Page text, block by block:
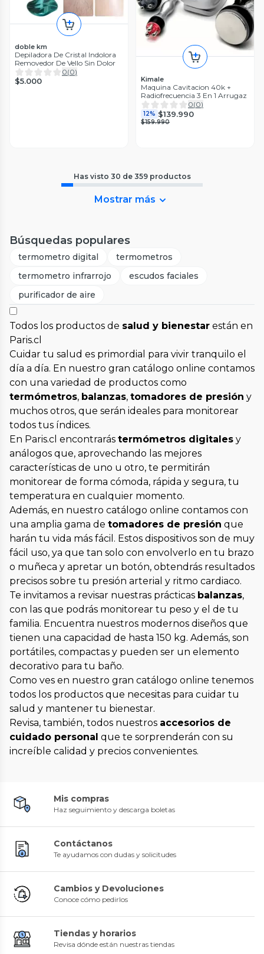
doble km
Depiladora De Cristal Indolora
Removedor De Vello Sin Dolor
0(0)
$5.000 Kimale
Maquina Cavitacion 40k +
Radiofrecuencia 3 En 1 Arrugaz
0(0)
12% $139.990
$159.990
Has visto 30 de 359 productos
Mostrar más
Búsquedas populares
termometro digital
termometros
termometro infrarrojo
escudos faciales
purificador de aire
Todos los productos de salud y bienestar están en
Paris.cl
Cuidar tu salud es primordial para vivir tranquilo el
día a día. En nuestro gran catálogo online contamos
con una variedad de productos como
termómetros, balanzas, tomadores de presión y
muchos otros, que serán ideales para monitorear
todos tus índices.
En Paris.cl encontrarás termómetros digitales y
análogos que, aprovechando las mejores
características de uno u otro, te permitirán
monitorear de forma cómoda, rápida y segura, tu
temperatura en cualquier momento.
Además, en nuestro catálogo online contamos con
una amplia gama de tomadores de presión que
harán tu vida más fácil. Estos dispositivos son de muy
fácil uso, ya que tan solo con envolverlo en tu brazo
o muñeca y apretar un botón, obtendrás resultados
precisos sobre tu presión arterial y ritmo cardiaco.
Te invitamos a revisar nuestras prácticas balanzas,
con las que podrás monitorear tu peso y el de tu
familia. Encuentra nuestros modernos diseños que
tienen una capacidad de hasta 150 kg. Además, son
portátiles, compactas y pueden ser un elemento
decorativo para tu baño.
Como ves en nuestro gran catálogo online tenemos
todos los productos que necesitas para cuidar tu
salud y mantener tu bienestar.
Revisa, también, todos nuestros accesorios de
cuidado personal que te sorprenderán con su
increíble calidad y precios convenientes.
Mis compras
Haz seguimiento y descarga boletas
Contáctanos
Te ayudamos con dudas y solicitudes
Cambios y Devoluciones
Conoce cómo pedirlos
Tiendas y horarios
Revisa dónde están nuestras tiendas